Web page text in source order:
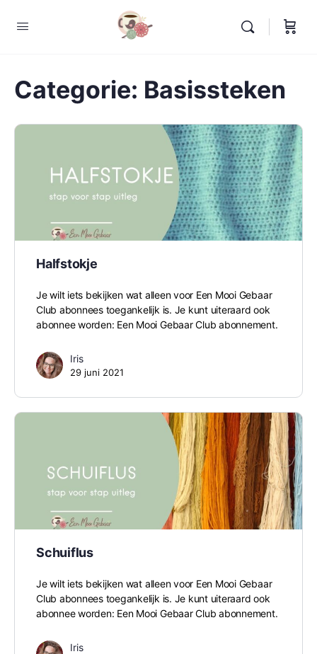
Categorie: Basissteken
Halfstokje
Je wilt iets bekijken wat alleen voor Een Mooi Gebaar
Club abonnees toegankelijk is. Je kunt uiteraard ook
abonnee worden: Een Mooi Gebaar Club abonnement.
Iris
29 juni 2021
Schuiflus
Je wilt iets bekijken wat alleen voor Een Mooi Gebaar
Club abonnees toegankelijk is. Je kunt uiteraard ook
abonnee worden: Een Mooi Gebaar Club abonnement.
Iris